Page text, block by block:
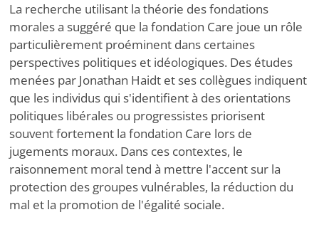
La recherche utilisant la théorie des fondations
morales a suggéré que la fondation Care joue un rôle
particulièrement proéminent dans certaines
perspectives politiques et idéologiques. Des études
menées par Jonathan Haidt et ses collègues indiquent
que les individus qui s'identifient à des orientations
politiques libérales ou progressistes priorisent
souvent fortement la fondation Care lors de
jugements moraux. Dans ces contextes, le
raisonnement moral tend à mettre l'accent sur la
protection des groupes vulnérables, la réduction du
mal et la promotion de l'égalité sociale.